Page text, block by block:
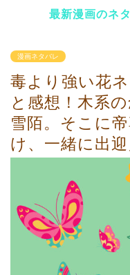
最新漫画のネ
漫画ネタバレ
毒より強い花
と感想！木系
雪陌。そこに
け、一緒に出